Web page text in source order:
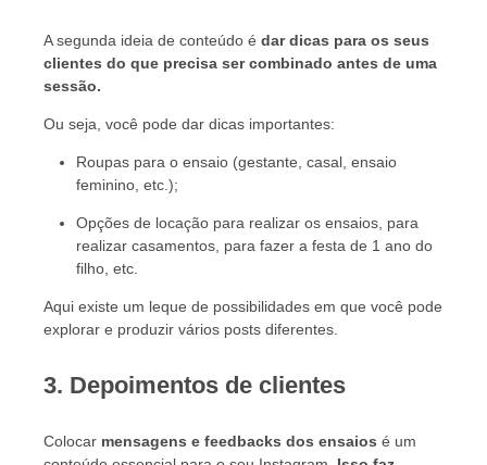
A segunda ideia de conteúdo é dar dicas para os seus
clientes do que precisa ser combinado antes de uma
sessão.
Ou seja, você pode dar dicas importantes:
Roupas para o ensaio (gestante, casal, ensaio
feminino, etc.);
Opções de locação para realizar os ensaios, para
realizar casamentos, para fazer a festa de 1 ano do
filho, etc.
Aqui existe um leque de possibilidades em que você pode
explorar e produzir vários posts diferentes.
3. Depoimentos de clientes
Colocar mensagens e feedbacks dos ensaios é um